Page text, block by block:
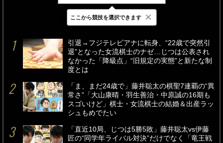
最新 24時間 週間
引退→フジテレビアナに転身、“22歳で突然引
退”となった女流棋士のナゼ…じつは公表され
なかった「降級点」“旧規定の実態”と新たな制
度とは
「ま、まだ24歳で」藤井聡太の棋聖7連覇の“異
常さ”「大山康晴・羽生善治・中原誠の16期も
スゴいけど」棋士・女流棋士の結婚＆出産ラッ
シュもめでたい
「直近10局、じつは5勝5敗」藤井聡太vs伊藤
匠の“同学年ライバル対決”だけでなく「竜王戦
ここから競技を選択できます ×